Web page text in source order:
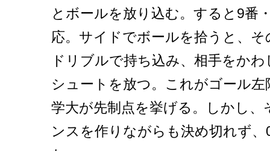
とボールを放り込む。すると9番
応。サイドでボールを拾うと、
ドリブルで持ち込み、相手をか
シュートを放つ。これがゴール
学大が先制点を挙げる。しかし
ンスを作りながらも決め切れず